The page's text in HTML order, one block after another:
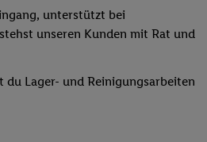
unterstützt bei
unseren Kunden mit Rat und
du Lager- und Reinigungsarbeiten